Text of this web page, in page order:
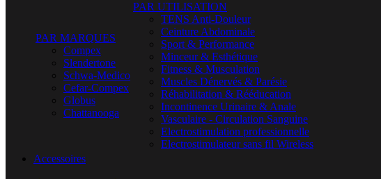
PAR MARQUES
Compex
Slendertone
Schwa-Medico
Cefar-Compex
Globus
Chattanooga
PAR UTILISATION
TENS Anti-Douleur
Ceinture Abdominale
Sport & Performance
Minceur & Esthétique
Fitness & Musculation
Muscles Dénervés & Parésie
Réhabilitation & Rééducation
Incontinence Urinaire & Anale
Vasculaire - Circulation Sanguine
Electrostimulation professionnelle
Electrostimulateur sans fil Wireless
Accessoires